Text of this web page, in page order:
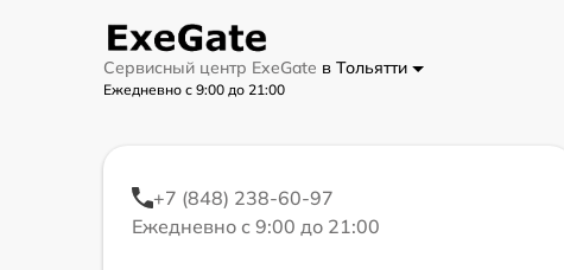
Сервисный центр ExeGate в Тольятти
Ежедневно с 9:00 до 21:00
+7 (848) 238-60-97
Ежедневно с 9:00 до 21:00